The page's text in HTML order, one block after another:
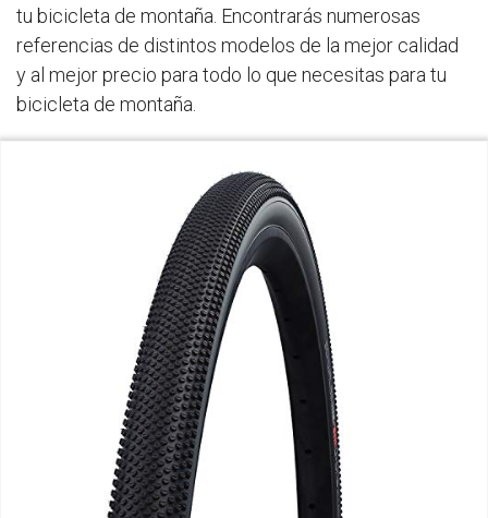
tu bicicleta de montaña. Encontrarás numerosas
referencias de distintos modelos de la mejor calidad
y al mejor precio para todo lo que necesitas para tu
bicicleta de montaña.